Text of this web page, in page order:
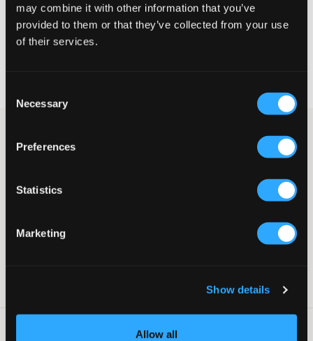
may combine it with other information that you’ve
provided to them or that they’ve collected from your use
of their services.
Selection
Necessary
Preferences
Statistics
Marketing
Show details
Allow all
KIES EEN MAAT
ronde hals en een ontspannen pasvorm met dropped shoulders.
Geribde boorden zitten onderaan en bij de manchetten. Deze
Sweatshirt
Ontspannen pasvorm